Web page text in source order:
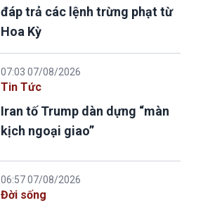
đáp trả các lệnh trừng phạt từ
Hoa Kỳ
07:03 07/08/2026
Tin Tức
Iran tố Trump dàn dựng “màn
kịch ngoại giao”
06:57 07/08/2026
Đời sống